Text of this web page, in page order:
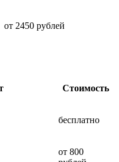
от 2450 рублей
Стоимость
бесплатно
от 800